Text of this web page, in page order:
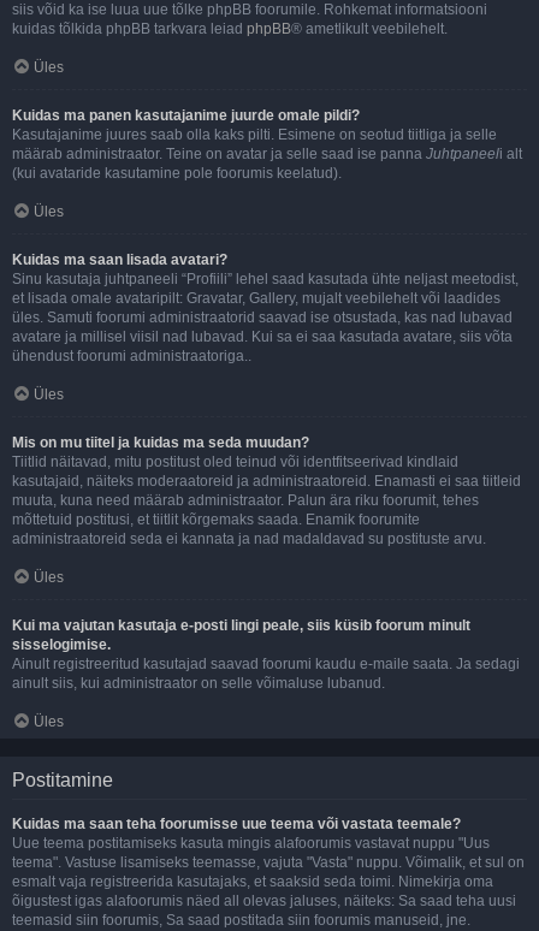
siis võid ka ise luua uue tõlke phpBB foorumile. Rohkemat informatsiooni
kuidas tõlkida phpBB tarkvara leiad phpBB® ametlikult veebilehelt.
Üles
Kuidas ma panen kasutajanime juurde omale pildi?
Kasutajanime juures saab olla kaks pilti. Esimene on seotud tiitliga ja selle
määrab administraator. Teine on avatar ja selle saad ise panna Juhtpaneeli alt
(kui avataride kasutamine pole foorumis keelatud).
Üles
Kuidas ma saan lisada avatari?
Sinu kasutaja juhtpaneeli “Profiili” lehel saad kasutada ühte neljast meetodist,
et lisada omale avataripilt: Gravatar, Gallery, mujalt veebilehelt või laadides
üles. Samuti foorumi administraatorid saavad ise otsustada, kas nad lubavad
avatare ja millisel viisil nad lubavad. Kui sa ei saa kasutada avatare, siis võta
ühendust foorumi administraatoriga..
Üles
Mis on mu tiitel ja kuidas ma seda muudan?
Tiitlid näitavad, mitu postitust oled teinud või identfitseerivad kindlaid
kasutajaid, näiteks moderaatoreid ja administraatoreid. Enamasti ei saa tiitleid
muuta, kuna need määrab administraator. Palun ära riku foorumit, tehes
mõttetuid postitusi, et tiitlit kõrgemaks saada. Enamik foorumite
administraatoreid seda ei kannata ja nad madaldavad su postituste arvu.
Üles
Kui ma vajutan kasutaja e-posti lingi peale, siis küsib foorum minult
sisselogimise.
Ainult registreeritud kasutajad saavad foorumi kaudu e-maile saata. Ja sedagi
ainult siis, kui administraator on selle võimaluse lubanud.
Üles
Postitamine
Kuidas ma saan teha foorumisse uue teema või vastata teemale?
Uue teema postitamiseks kasuta mingis alafoorumis vastavat nuppu "Uus
teema". Vastuse lisamiseks teemasse, vajuta "Vasta" nuppu. Võimalik, et sul on
esmalt vaja registreerida kasutajaks, et saaksid seda toimi. Nimekirja oma
õigustest igas alafoorumis näed all olevas jaluses, näiteks: Sa saad teha uusi
teemasid siin foorumis, Sa saad postitada siin foorumis manuseid, jne.